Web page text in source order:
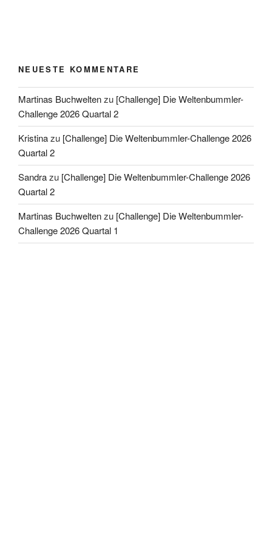
NEUESTE KOMMENTARE
Martinas Buchweltenzu [Challenge] Die Weltenbummler-
Challenge 2026 Quartal 2
Kristinazu [Challenge] Die Weltenbummler-Challenge 2026
Quartal 2
Sandrazu [Challenge] Die Weltenbummler-Challenge 2026
Quartal 2
Martinas Buchweltenzu [Challenge] Die Weltenbummler-
Challenge 2026 Quartal 1